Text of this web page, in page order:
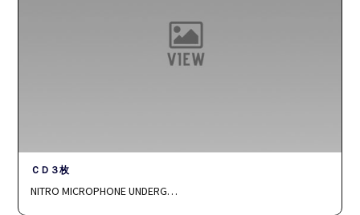
ＣＤ３枚
NITRO MICROPHONE UNDERG…